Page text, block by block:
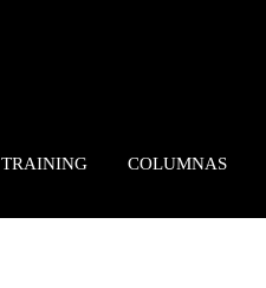
TRAINING COLUMNAS